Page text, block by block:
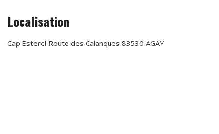
Localisation
Cap Esterel Route des Calanques 83530 AGAY